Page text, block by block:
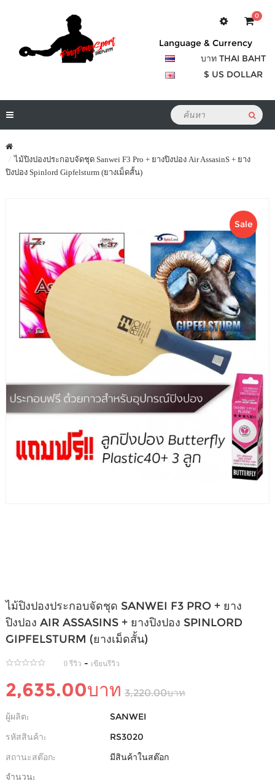
0
Language & Currency
บาท THAI BAHT
$ US DOLLAR
ไม้ปิงปองประกอบจัดชุด Sanwei F3 Pro + ยางปิงปอง Air AssasinS + ยาง
ปิงปอง Spinlord Gipfelsturm (ยางเม็ดสั้น)
Sale
ไม้ปิงปองประกอบจัดชุด SANWEI F3 PRO + ยาง
ปิงปอง AIR ASSASINS + ยางปิงปอง SPINLORD
GIPFELSTURM (ยางเม็ดสั้น)
0 รีวิว - เขียนรีวิว
2,635.00บาท 3,220.00บาท
ผู้ผลิต:
SANWEI
รหัสสินค้า:
RS3020
สถานะสต๊อก:
มีสินค้าในสต๊อก
จำนวน: